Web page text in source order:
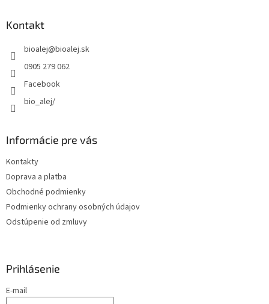
Kontakt
bioalej@bioalej.sk
0905 279 062
Facebook
bio_alej/
Informácie pre vás
Kontakty
Doprava a platba
Obchodné podmienky
Podmienky ochrany osobných údajov
Odstúpenie od zmluvy
Prihlásenie
E-mail